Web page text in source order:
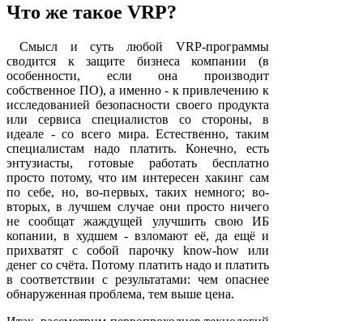
Что же такое VRP?
Смысл и суть любой VRP-программы
сводится к защите бизнеса компании (в
особенности, если она производит
собственное ПО), а именно - к привлечению к
исследованией безопасности своего продукта
или сервиса специалистов со стороны, в
идеале - со всего мира. Естественно, таким
специалистам надо платить. Конечно, есть
энтузиасты, готовые работать бесплатно
просто потому, что им интересен хакинг сам
по себе, но, во-первых, таких немного; во-
вторых, в лучшем случае они просто ничего
не сообщат жаждущей улучшить свою ИБ
копании, в худшем - взломают её, да ещё и
прихватят с собой парочку know-how или
денег со счёта. Потому платить надо и платить
в соответствии с результатами: чем опаснее
обнаруженная проблема, тем выше цена.